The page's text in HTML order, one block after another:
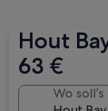
Hout
63 €
Wo